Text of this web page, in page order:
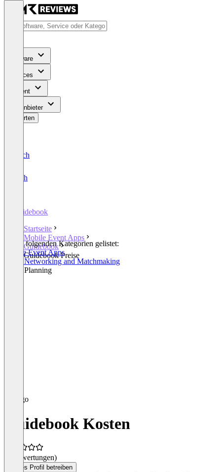
Software
Services
Content
Für Anbieter
Bewerten
Deutsch
English
Guidebook
Startseite
Mobile Event Apps
Guidebook
Guidebook Preise
In den folgenden Kategorien gelistet:
Mobile Event Apps
Event Networking and Matchmaking
Event Planning
Guidebook Kosten
(0 Bewertungen)
Dieses Profil betreiben